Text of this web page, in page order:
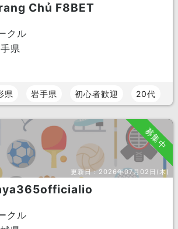
Chủ F8BET
クル
県
県 岩手県 初心者歓迎 20代
募集中
更新日：2026年07月02日(木)
クル